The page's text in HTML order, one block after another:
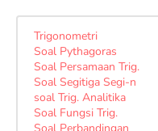
Trigonometri
Soal Pythagoras
Soal Persamaan Trig.
Soal Segitiga Segi-n
soal Trig. Analitika
Soal Fungsi Trig.